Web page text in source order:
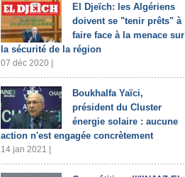
El Djeïch: les Algériens
doivent se "tenir prêts" à
faire face à la menace sur
la sécurité de la région
07 déc 2020 |
Boukhalfa Yaïci,
président du Cluster
énergie solaire : aucune
action n'est engagée concrètement
14 jan 2021 |